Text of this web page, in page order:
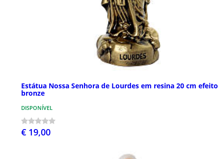
Estátua Nossa Senhora de Lourdes em resina 20 cm efeito
bronze
DISPONÍVEL
€ 19,00